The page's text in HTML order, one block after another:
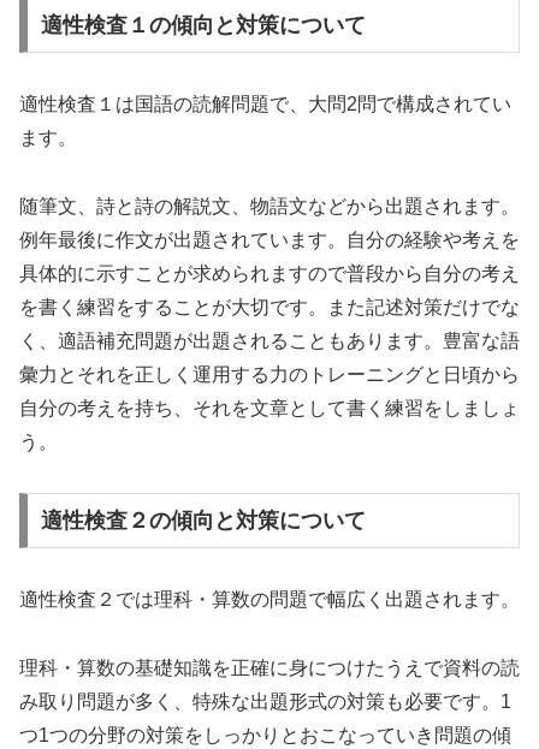
適性検査１の傾向と対策について
適性検査１は国語の読解問題で、大問2問で構成されてい
ます。
随筆文、詩と詩の解説文、物語文などから出題されます。
例年最後に作文が出題されています。自分の経験や考えを
具体的に示すことが求められますので普段から自分の考え
を書く練習をすることが大切です。また記述対策だけでな
く、適語補充問題が出題されることもあります。豊富な語
彙力とそれを正しく運用する力のトレーニングと日頃から
自分の考えを持ち、それを文章として書く練習をしましょ
う。
適性検査２の傾向と対策について
適性検査２では理科・算数の問題で幅広く出題されます。
理科・算数の基礎知識を正確に身につけたうえで資料の読
み取り問題が多く、特殊な出題形式の対策も必要です。1
つ1つの分野の対策をしっかりとおこなっていき問題の傾